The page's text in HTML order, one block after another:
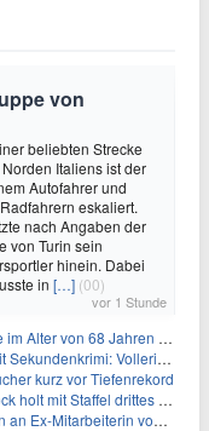
von
beliebten Strecke
Italiens ist der
Autofahrer und
eskaliert.
nach Angaben der
von Turin sein
hinein. Dabei
in […] (00)
vor 1 Stunde
von 68 Jahren gestorben
Vollering in Gelb
kurz vor Tiefenrekord
mit Staffel drittes EM-Gold
Mitarbeiterin von Infantino